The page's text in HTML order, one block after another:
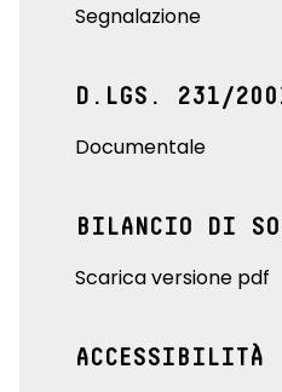
Segnalazione
D.LGS. 231/
Documentale
BILANCIO DI
Scarica versione pdf
ACCESSIBILITÀ